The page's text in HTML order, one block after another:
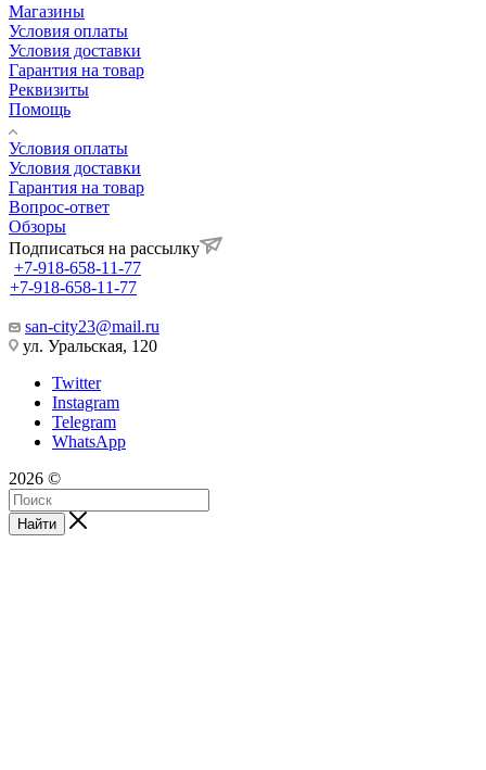
Магазины
Условия оплаты
Условия доставки
Гарантия на товар
Реквизиты
Помощь
Условия оплаты
Условия доставки
Гарантия на товар
Вопрос-ответ
Обзоры
Подписаться на рассылку
+7-918-658-11-77
+7-918-658-11-77
san-city23@mail.ru
ул. Уральская, 120
Twitter
Instagram
Telegram
WhatsApp
2026 ©
Найти